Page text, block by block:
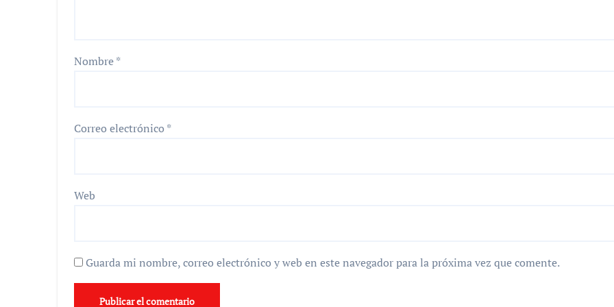
Nombre*
Correo electrónico *
Web
Guarda mi nombre, correo electrónico y web en este navegador para la próxima vez que comente.